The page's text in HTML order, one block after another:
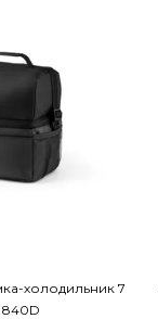
холодильник 7
840D